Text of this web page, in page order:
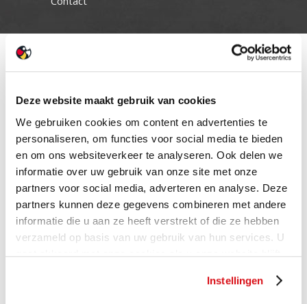
Deze website maakt gebruik van cookies
We gebruiken cookies om content en advertenties te
personaliseren, om functies voor social media te bieden
en om ons websiteverkeer te analyseren. Ook delen we
informatie over uw gebruik van onze site met onze
partners voor social media, adverteren en analyse. Deze
partners kunnen deze gegevens combineren met andere
informatie die u aan ze heeft verstrekt of die ze hebben
verzameld op basis van uw gebruik van hun services. U
gaat akkoord met onze cookies als u onze website blijft
Instellingen